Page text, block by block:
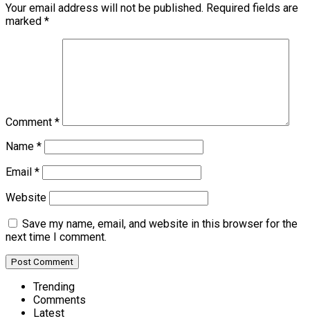
Your email address will not be published. Required fields are
marked *
Comment *
Name *
Email *
Website
Save my name, email, and website in this browser for the
next time I comment.
Trending
Comments
Latest